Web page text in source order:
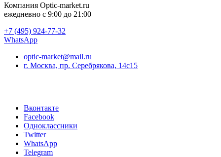
Компания Optic-market.ru
ежедневно с 9:00 до 21:00
+7 (495) 924-77-32
WhatsApp
optic-market@mail.ru
г. Москва, пр. Серебрякова, 14с15
Вконтакте
Facebook
Одноклассники
Twitter
WhatsApp
Telegram